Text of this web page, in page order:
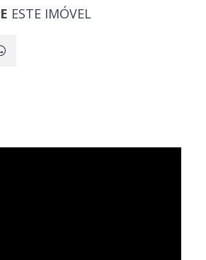
ESTE IMÓVEL